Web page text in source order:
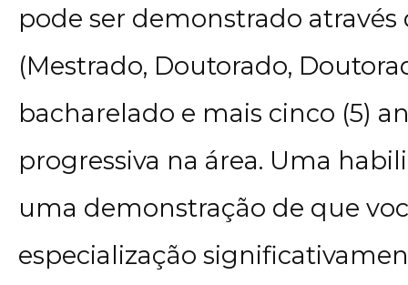
pode ser demonstrado
(Mestrado, Doutorado,
bacharelado e mais cinco (5)
progressiva na área. Uma
uma demonstração de que
especialização